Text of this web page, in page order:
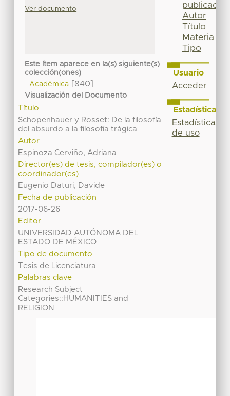
Ver documento
Este ítem aparece en la(s) siguiente(s)
colección(ones)
Académica[840]
Visualización del Documento
Título
Schopenhauer y Rosset: De la filosofía
del absurdo a la filosofía trágica
Autor
Espinoza Cerviño, Adriana
Director(es) de tesis, compilador(es) o
coordinador(es)
Eugenio Daturi, Davide
Fecha de publicación
2017-06-26
Editor
UNIVERSIDAD AUTÓNOMA DEL
ESTADO DE MÉXICO
Tipo de documento
Tesis de Licenciatura
Palabras clave
Research Subject
Categories::HUMANITIES and
RELIGION
publicación
Autor
Título
Materia
Tipo
Usuario
Acceder
Estadísticas
Estadísticas
de uso